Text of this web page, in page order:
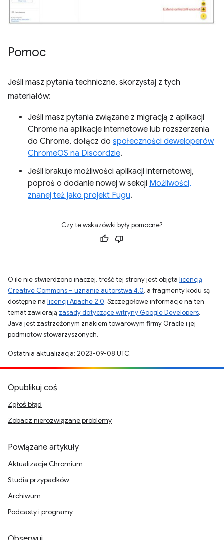
Pomoc
Jeśli masz pytania techniczne, skorzystaj z tych
materiałów:
Jeśli masz pytania związane z migracją z aplikacji
Chrome na aplikacje internetowe lub rozszerzenia
do Chrome, dołącz do społeczności deweloperów
ChromeOS na Discordzie.
Jeśli brakuje możliwości aplikacji internetowej,
poproś o dodanie nowej w sekcji Możliwości,
znanej też jako projekt Fugu.
Czy te wskazówki były pomocne?
O ile nie stwierdzono inaczej, treść tej strony jest objęta licencją
Creative Commons – uznanie autorstwa 4.0, a fragmenty kodu są
dostępne na licencji Apache 2.0. Szczegółowe informacje na ten
temat zawierają zasady dotyczące witryny Google Developers.
Java jest zastrzeżonym znakiem towarowym firmy Oracle i jej
podmiotów stowarzyszonych.
Ostatnia aktualizacja: 2023-09-08 UTC.
Opublikuj coś
Zgłoś błąd
Zobacz nierozwiązane problemy
Powiązane artykuły
Aktualizacje Chromium
Studia przypadków
Archiwum
Podcasty i programy